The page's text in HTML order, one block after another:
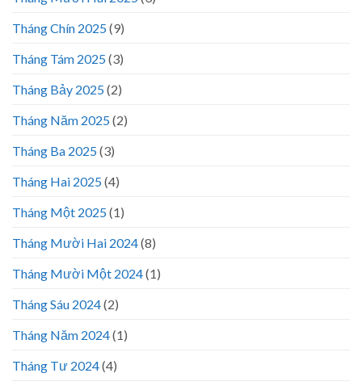
Tháng Chín 2025(9)
Tháng Tám 2025(3)
Tháng Bảy 2025(2)
Tháng Năm 2025(2)
Tháng Ba 2025(3)
Tháng Hai 2025(4)
Tháng Một 2025(1)
Tháng Mười Hai 2024(8)
Tháng Mười Một 2024(1)
Tháng Sáu 2024(2)
Tháng Năm 2024(1)
Tháng Tư 2024(4)